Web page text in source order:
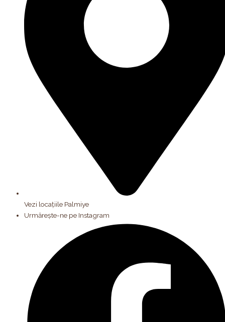
Vezi locațiile Palmiye
Urmărește-ne pe Instagram